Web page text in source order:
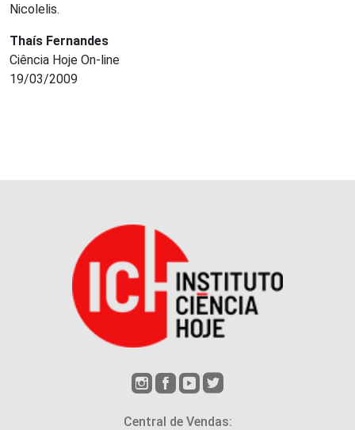
Nicolelis.
Thaís Fernandes
Ciência Hoje On-line
19/03/2009
Central de Vendas: